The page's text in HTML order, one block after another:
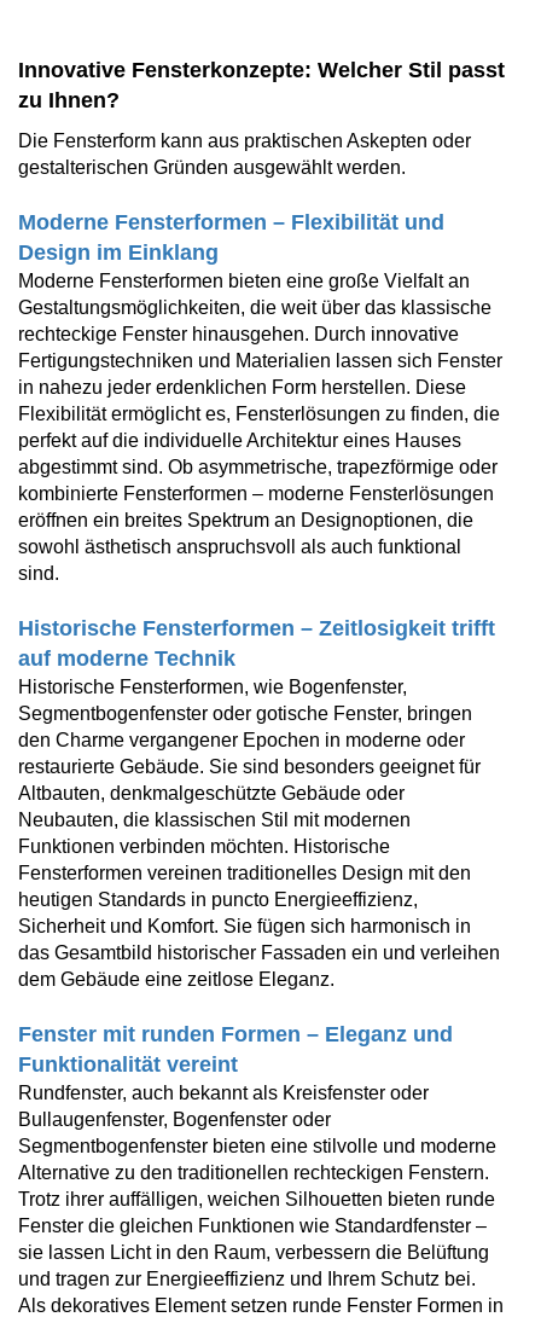
Innovative Fensterkonzepte: Welcher Stil passt
zu Ihnen?
Die Fensterform kann aus praktischen Askepten oder
gestalterischen Gründen ausgewählt werden.
Moderne Fensterformen – Flexibilität und
Design im Einklang
Moderne Fensterformen bieten eine große Vielfalt an
Gestaltungsmöglichkeiten, die weit über das klassische
rechteckige Fenster hinausgehen. Durch innovative
Fertigungstechniken und Materialien lassen sich Fenster
in nahezu jeder erdenklichen Form herstellen. Diese
Flexibilität ermöglicht es, Fensterlösungen zu finden, die
perfekt auf die individuelle Architektur eines Hauses
abgestimmt sind. Ob asymmetrische, trapezförmige oder
kombinierte Fensterformen – moderne Fensterlösungen
eröffnen ein breites Spektrum an Designoptionen, die
sowohl ästhetisch anspruchsvoll als auch funktional
sind.
Historische Fensterformen – Zeitlosigkeit trifft
auf moderne Technik
Historische Fensterformen, wie Bogenfenster,
Segmentbogenfenster oder gotische Fenster, bringen
den Charme vergangener Epochen in moderne oder
restaurierte Gebäude. Sie sind besonders geeignet für
Altbauten, denkmalgeschützte Gebäude oder
Neubauten, die klassischen Stil mit modernen
Funktionen verbinden möchten. Historische
Fensterformen vereinen traditionelles Design mit den
heutigen Standards in puncto Energieeffizienz,
Sicherheit und Komfort. Sie fügen sich harmonisch in
das Gesamtbild historischer Fassaden ein und verleihen
dem Gebäude eine zeitlose Eleganz.
Fenster mit runden Formen – Eleganz und
Funktionalität vereint
Rundfenster, auch bekannt als Kreisfenster oder
Bullaugenfenster, Bogenfenster oder
Segmentbogenfenster bieten eine stilvolle und moderne
Alternative zu den traditionellen rechteckigen Fenstern.
Trotz ihrer auffälligen, weichen Silhouetten bieten runde
Fenster die gleichen Funktionen wie Standardfenster –
sie lassen Licht in den Raum, verbessern die Belüftung
und tragen zur Energieeffizienz und Ihrem Schutz bei.
Als dekoratives Element setzen runde Fenster Formen in